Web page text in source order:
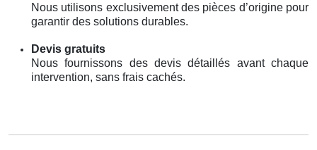
Nous utilisons exclusivement des pièces d’origine pour
garantir des solutions durables.
Devis gratuits
Nous fournissons des devis détaillés avant chaque
intervention, sans frais cachés.